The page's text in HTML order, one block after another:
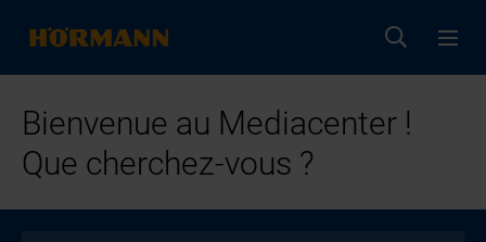
Bienvenue au Mediacenter !
Que cherchez-vous ?